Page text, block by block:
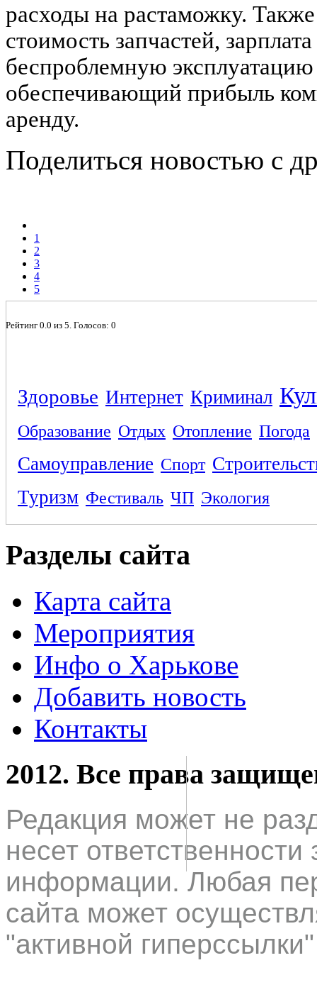
расходы на растаможку.
стоимость запчастей,
беспроблемную
обеспечивающий прибыль
аренду.
Поделиться новостью с
1
2
3
4
5
Рейтинг 0.0 из 5 . Голосов: 0
Здоровье Интернет Криминал
Образование Отдых Отопление Погода
Самоуправление Спорт
Туризм Фестиваль ЧП Экология
Разделы сайта
Карта сайта
Мероприятия
Инфо о Харькове
Добавить новость
Контакты
2012. Все права
Редакция может не
несет
информации. Любая
сайта может
"активной